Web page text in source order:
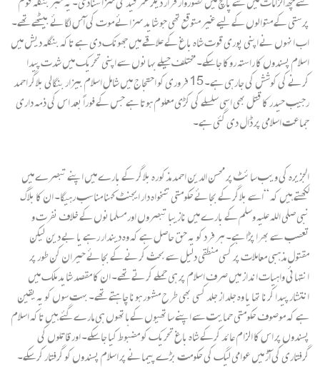
پرستی کے متوالوں کے لیے غیر متوقع تھی جو شاید سزائے موت کی آس لگائے بیٹھے تھے۔
اب انہوں نے اپنی پوری قوت شاہ باغ کے علاقے میں جھونک دی ہے تاکہ بنگلہ دیش میں
اسلام پسندوں کا راستہ روکا جاسکے۔ مختلف حیلے بہانوں سے اپنی تحریک میں شدت پیدا
کرنے کی کوشش کی جارہی ہے۔ 15 فروری کو احتجاج میں شامل اسلام بیزار بنگالی بلاگر احمد
رجیب حیدر کا قتل بھی اسی سلسلے کی کڑی معلوم ہوتا ہے جس کے فوراً بعد اس کی ذمہ داری
جماعت اسلامی پر ڈال دی گئی ہے۔
الجزیرہ کی ویب سائٹ پرمحسن الدین احمدمذکورہ بلاگر کے بارے میں اپنے تبصرے میں
لکھتے ہیں کہ “اسے بلاگر کے بجائے حکومتی تنخواہ دار ایجنٹ کہنا مناسب رہیگا۔ ان کا بلاگ
نبی صلی اللہ علیہ وسلم کے بارے میں نازیبا تبصروں اور مسلمانوں کے خلاف نفرت و
تعصب سے بھرا پڑا ہے۔ ہر فرد کو یہ حق حاصل ہے کہ وہ دیندار رہے یا بے دین لیکن
مقتول مذہبی معاملات پر کسی منطقی دلیل سے بحث کرنے کے بجائے حیران کن طور پر
انتہائی واہیات انداز میں صرف اسلام پر ہی حملے کرتے تھے۔ ان کا مقصد شاید ملک میں
انتشار پیدا کرنا تھا یا وہ جلد از جلد کسی بھی طرح مشہور ہونا چاہتے تھے۔ بہت سوں کو یہ یقین
ہے کہ موصوف حکومتی حمایت سے اپنے ساتھیوں کے ہاتھوں ہی مارے گئے ہیں تاکہ اسلام
پسندوں پر اس کا الزام عائد کرکے شاہ باغ تحریک کو مضبوط کیا جاسکے۔ اور قاتلوں کی
گرفتاری کی آڑ میں عوامی لیگ کی حکومت بڑے پیمانے پر اسلام پسندوں کو گرفتار کرسکے۔